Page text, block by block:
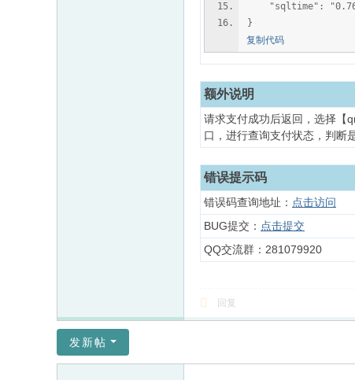
"sqltime":
}
复制代码
额外说明
请求支付成功后返回，选择【
口，进行查询支付状态，判断
错误提示码
错误码查询地址： 点击访问
BUG提交： 点击提交
QQ交流群：281079920
回复
发新帖